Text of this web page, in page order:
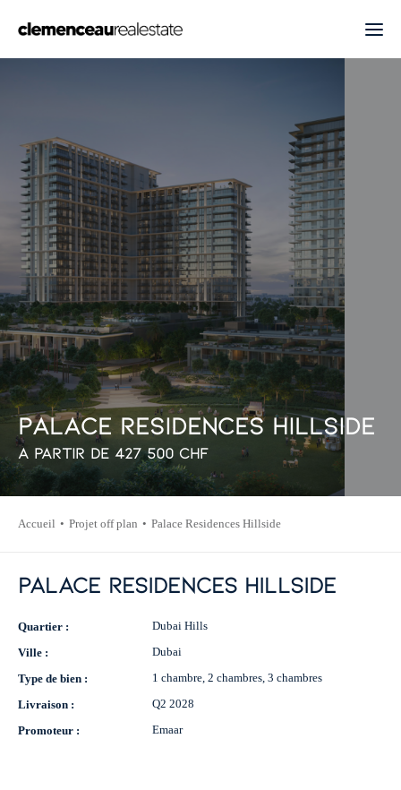
Palace Residences Hillside
À partir de 427 500 CHF
Accueil Projet off plan Palace Residences Hillside
Palace Residences Hillside
Quartier :
Dubai Hills
Ville :
Dubai
Type de bien :
1 chambre, 2 chambres, 3 chambres
Livraison :
Q2 2028
Promoteur :
Emaar